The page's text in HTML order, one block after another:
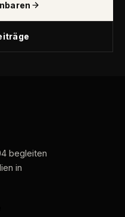
begleiten
in